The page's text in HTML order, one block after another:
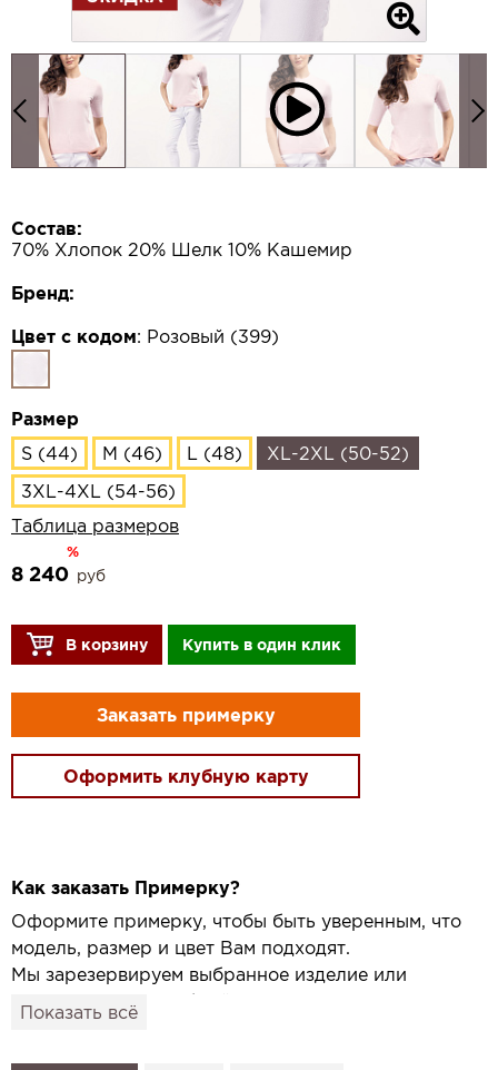
Состав:
70% Хлопок 20% Шелк 10% Кашемир
Бренд:
Цвет с кодом: Розовый (399)
Размер
S (44)
M (46) L (48)
XL-2XL (50-52)
3XL-4XL (54-56)
Таблица размеров
%
8 240 руб
В корзину Купить в один клик
Заказать примерку
Оформить клубную карту
Как заказать Примерку?
Оформите примерку, чтобы быть уверенным, что
модель, размер и цвет Вам подходят.
Мы зарезервируем выбранное изделие или
привезём его в удобный для вас салон и
Показать всё